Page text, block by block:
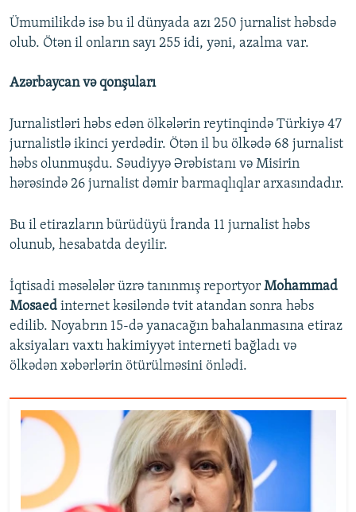
Ümumilikdə isə bu il dünyada azı 250 jurnalist həbsdə
olub. Ötən il onların sayı 255 idi, yəni, azalma var. ​
Azərbaycan və qonşuları
Jurnalistləri həbs edən ölkələrin reytinqində Türkiyə 47
jurnalistlə ikinci yerdədir. Ötən il bu ölkədə 68 jurnalist
həbs olunmuşdu. Səudiyyə Ərəbistanı və Misirin
hərəsində 26 jurnalist dəmir barmaqlıqlar arxasındadır.
Bu il etirazların bürüdüyü İranda 11 jurnalist həbs
olunub, hesabatda deyilir.
İqtisadi məsələlər üzrə tanınmış reportyor Mohammad
Mosaed internet kəsiləndə tvit atandan sonra həbs
edilib. Noyabrın 15-də yanacağın bahalanmasına etiraz
aksiyaları vaxtı hakimiyyət interneti bağladı və
ölkədən xəbərlərin ötürülməsini önlədi.